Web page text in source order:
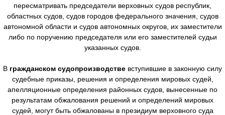
пересматривать председатели верховных судов республик,
областных судов, судов городов федерального значения, судов
автономной области и судов автономных округов, их заместители
либо по поручению председателя или его заместителей судьи
указанных судов.
В гражданском судопроизводстве вступившие в законную силу
судебные приказы, решения и определения мировых судей,
апелляционные определения районных судов, вынесенные по
результатам обжалования решений и определений мировых
судей, могут быть обжалованы в президиум верховного суда